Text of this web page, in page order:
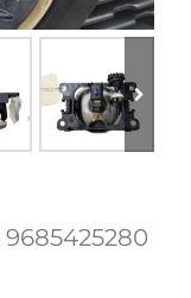
9685425280